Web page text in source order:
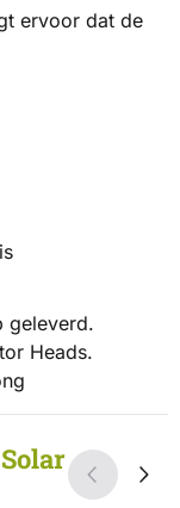
ervoor dat de
geleverd.
Heads.
Solar